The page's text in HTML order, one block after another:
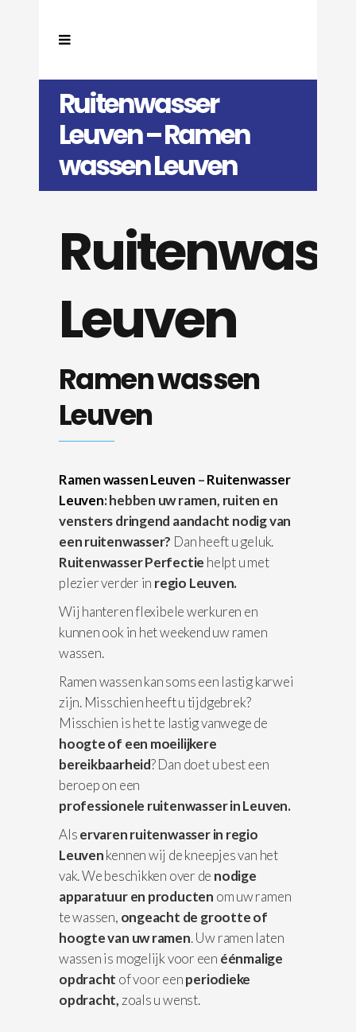
Ruitenwasser
Leuven – Ramen
wassen Leuven
Leuven
Ramen wassen
Leuven
Ramen wassen Leuven –Ruitenwasser
Leuven: hebben uw ramen, ruiten en
vensters dringend aandacht nodig van
een ruitenwasser? Dan heeft u geluk.
Ruitenwasser Perfectie helpt u met
plezier verder in regio Leuven.
Wij hanteren flexibele werkuren en
kunnen ook in het weekend uw ramen
wassen.
Ramen wassen kan soms een lastig karwei
zijn. Misschien heeft u tijdgebrek?
Misschien is het te lastig vanwege de
hoogte of een moeilijkere
bereikbaarheid? Dan doet u best een
beroep on een
professionele ruitenwasser in Leuven.
Alservaren ruitenwasser in regio
Leuvenkennen wij de kneepjes van het
vak. We beschikken over de nodige
apparatuuren producten om uw ramen
te wassen, ongeacht de grootte of
hoogte van uw ramen. Uw ramen laten
wassen is mogelijk voor een éénmalige
opdracht of voor eenperiodieke
opdracht, zoals u wenst.